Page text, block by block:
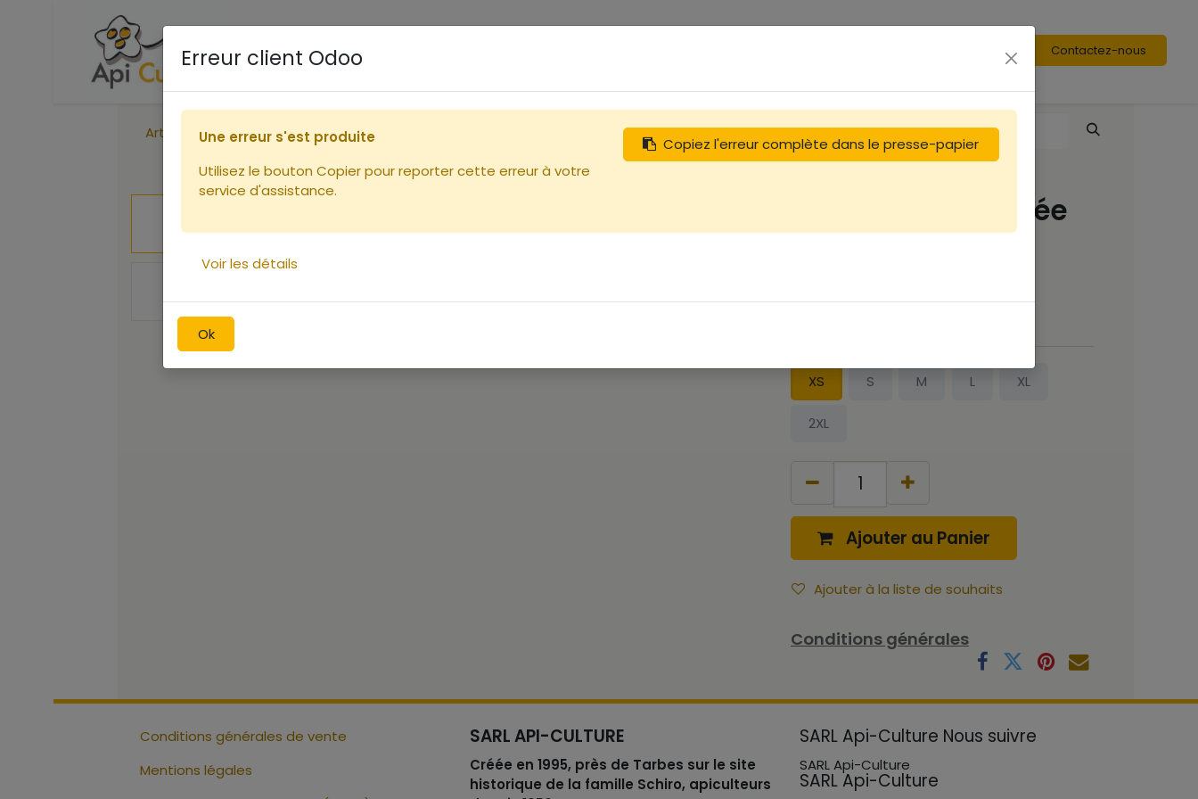
Accueil Boutique Contactez-nous
Articles Combinaison aérée Voile Rond
Combinaison aérée
Voile Rond
120,83€
XS S M L XL
2XL
Ajouter au Panier
Ajouter à la liste de souhaits
Conditions générales
Conditions générales de vente
Mentions légales
SARL API-CULTURE
Créée en 1995, près de Tarbes sur le site
historique de la famille Schiro, apiculteurs
SARL Api-Culture Nous suivre
SARL Api-Culture
SARL Api-Culture
Erreur client Odoo
Ok
Copiez l'erreur complète dans le presse-papier
Une erreur s'est produite
Utilisez le bouton Copier pour reporter cette erreur à votre
service d'assistance.
Voir les détails